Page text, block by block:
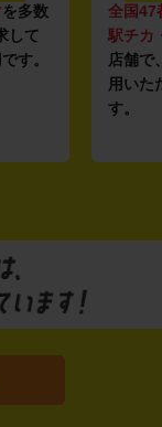
を多数
して
す。
全国47
駅チカ
店舗で
用いた
す。